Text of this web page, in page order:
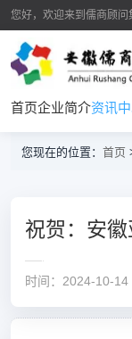
您好，欢迎来到儒商顾问
首页企业简介资讯
您现在的位置： 首页
祝贺：安
时间：2024-10-14